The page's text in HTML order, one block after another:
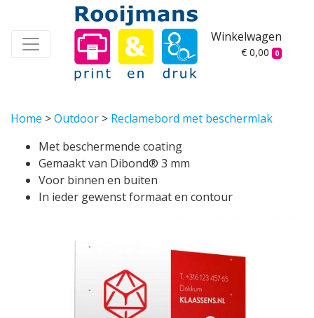
Winkelwagen
€ 0,00 0
Home >Outdoor > Reclamebord met beschermlak
Met beschermende coating
Gemaakt van Dibond® 3 mm
Voor binnen en buiten
In ieder gewenst formaat en contour